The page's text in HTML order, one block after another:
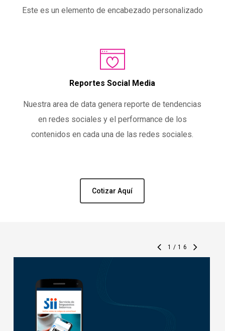
Este es un elemento de encabezado personalizado
Reportes Social Media
Nuestra area de data genera reporte de tendencias
en redes sociales y el performance de los
contenidos en cada una de las redes sociales.
Cotizar Aquí
1/16